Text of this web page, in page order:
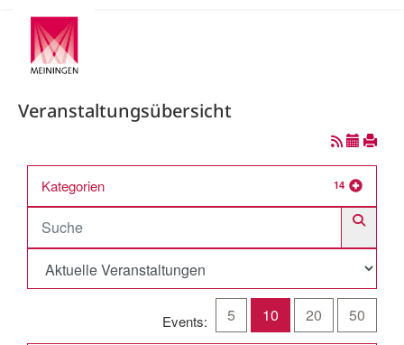
Veranstaltungsübersicht
Kategorien 14
Events: 5 10 20 50